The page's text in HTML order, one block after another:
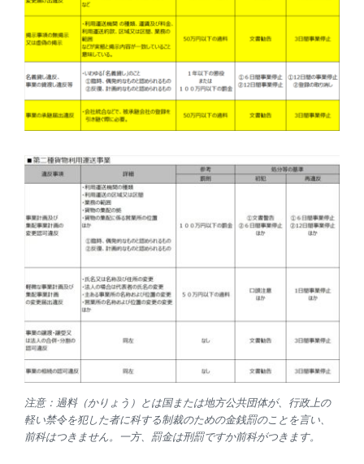
注意：過料（かりょう）とは国または地方公共団体が、行政上の
軽い禁令を犯した者に科する制裁のための金銭罰のことを言い、
前科はつきません。一方、罰金は刑罰ですか前科がつきます。